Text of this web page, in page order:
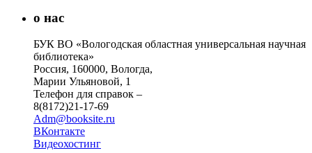
о нас
БУК ВО «Вологодская областная универсальная научная
библиотека»
Россия, 160000, Вологда,
Марии Ульяновой, 1
Телефон для справок –
8(8172)21-17-69
Adm@booksite.ru
ВКонтакте
Видеохостинг